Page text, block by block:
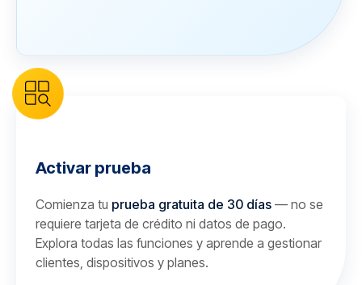
Activar prueba
Comienza tu prueba gratuita de 30 días — no se
requiere tarjeta de crédito ni datos de pago.
Explora todas las funciones y aprende a gestionar
clientes, dispositivos y planes.